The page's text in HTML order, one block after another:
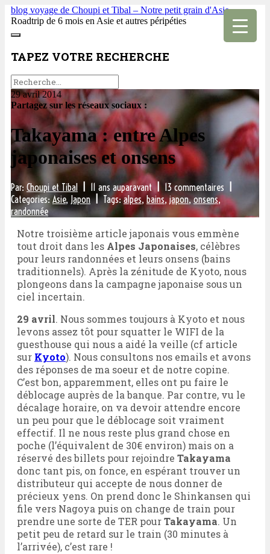
blog voyage de Choupi et Tibal – Notre petit grain d'Asie
Roadtrip de 6 mois en Asie et autres péripéties
TAPEZ VOTRE RECHERCHE
29 avril 2014
Partagez sur les réseaux sociaux :
Takayama : entre Alpes
japonaises et onsens
Par: Choupi et Tibal 11 ans auparavant | 13 commentaires
Categories: Asie, Japon |Tags:alpes,bains,japon,onsens,
randonnée
Notre troisième article japonais vous emmène
tout droit dans les Alpes Japonaises, célèbres
pour leurs randonnées et leurs onsens (bains
traditionnels). Après la zénitude de Kyoto, nous
plongeons dans la campagne japonaise sous un
ciel incertain.
29 avril. Nous sommes toujours à Kyoto et nous
levons assez tôt pour squatter le WIFI de la
guesthouse qui nous a aidé la veille (cf article
sur Kyoto). Nous consultons nos emails et avons
des réponses de ma soeur et de notre copine.
C’est bon, apparemment, elles ont pu faire le
déblocage auprès de la banque. Par contre, vu le
décalage horaire, on va devoir attendre encore
un peu pour que le déblocage soit vraiment
effectif. Il ne nous reste plus grand chose en
poche (l’équivalent de 30€ environ) mais on a
réservé des billets pour rejoindre Takayama
donc tant pis, on fonce, en espérant trouver un
distributeur qui accepte de nous donner de
précieux yens. On prend donc le Shinkansen qui
file vers Nagoya puis on change de train pour
prendre une sorte de TER pourTakayama. Un
petit peu de retard sur le train (30 minutes à
l’arrivée), c’est rare !